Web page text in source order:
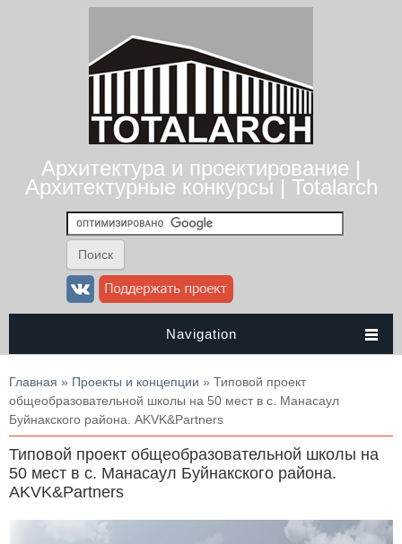
Архитектура и проектирование |
Архитектурные конкурсы | Totalarch
Navigation
Вы здесь
Главная » Проекты и концепции » Типовой проект
общеобразовательной школы на 50 мест в с. Манасаул
Буйнакского района. AKVK&Partners
Типовой проект общеобразовательной школы на
50 мест в с. Манасаул Буйнакского района.
AKVK&Partners